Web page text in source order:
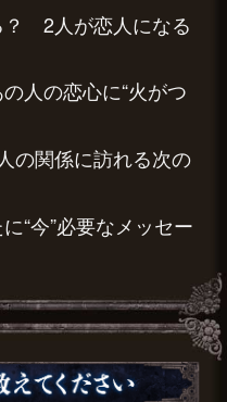
？ 2人が恋人になる
人の恋心に“火がつ
の関係に訪れる次の
“今”必要なメッセー